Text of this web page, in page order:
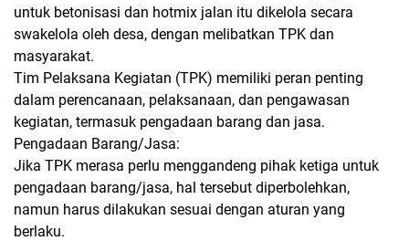
untuk betonisasi dan hotmix jalan itu dikelola secara
swakelola oleh desa, dengan melibatkan TPK dan
masyarakat.
Tim Pelaksana Kegiatan (TPK) memiliki peran penting
dalam perencanaan, pelaksanaan, dan pengawasan
kegiatan, termasuk pengadaan barang dan jasa.
Pengadaan Barang/Jasa:
Jika TPK merasa perlu menggandeng pihak ketiga untuk
pengadaan barang/jasa, hal tersebut diperbolehkan,
namun harus dilakukan sesuai dengan aturan yang
berlaku.